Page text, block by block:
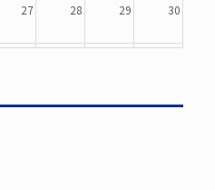
27 28 29 30
3 4 5 6